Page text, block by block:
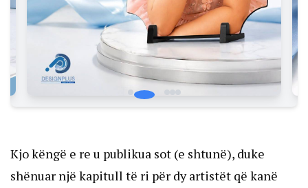
Kjo këngë e re u publikua sot (e shtunë), duke
shënuar një kapitull të ri për dy artistët që kanë